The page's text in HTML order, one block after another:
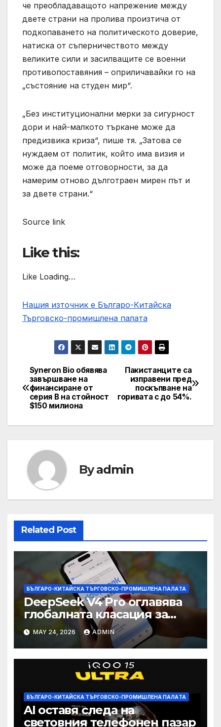
че преобладаващото напрежение между
двете страни на пролива произтича от
подкопаването на политическото доверие,
натиска от съперничеството между
великите сили и засилващите се военни
противопоставяния – оприличавайки го на
„състояние на студен мир“.
„Без институционални мерки за сигурност
дори и най-малкото търкане може да
предизвика криза“, пише тя. „Затова се
нуждаем от политик, който има визия и
може да поеме отговорности, за да
намерим отново дълготраен мирен път и
за двете страни.“
Source link
Like this:
Like Loading…
Нашия източник е Българо-Китайска
Търговско-промишлена палaта
Post
navigation
Пакистанците са
изправени пред
поскъпване на
горивата с до 54%.
Syneron Bio обявява
завършване на
финансиране от
серия B на стойност
$150 милиона
Byadmin
Related Post
БЪЛГАРО-КИТАЙСКА ТЪРГОВСКО-ПРОМИШЛЕНА ПАЛAТА
DeepSeek V4 Pro оглавява
глобалната класация за
печалба след 75%
намаление на цената
MAY 24, 2026 ADMIN
БЪЛГАРО-КИТАЙСКА ТЪРГОВСКО-ПРОМИШЛЕНА ПАЛAТА
AI оставя следа на
световния телефонен пазар